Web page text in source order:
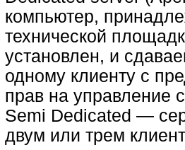
компьютер,
технической
установлен, и
одному клиенту с
прав на управление
Semi Dedicated —
двум или трем